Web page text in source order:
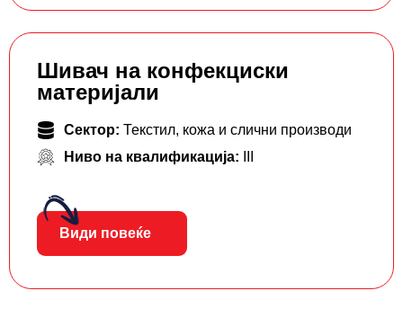
Шивач на конфекциски
материјали
Сектор: Текстил, кожа и слични производи
Ниво на квалификација:
Види повеќе